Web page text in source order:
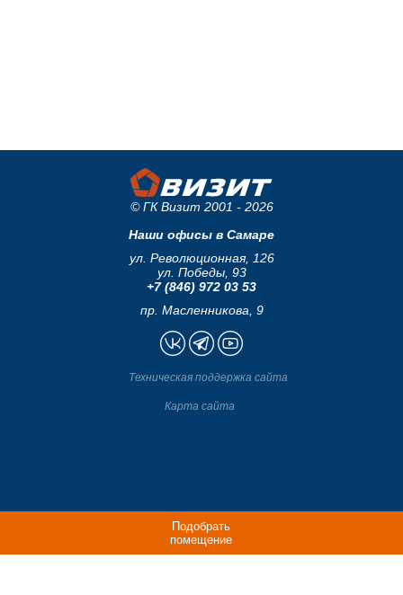
Подобрать
помещение
© ГК Визит 2001 - 2026
Наши офисы в Самаре
ул. Революционная, 126
ул. Победы, 93
+7 (846) 972 03 53
пр. Масленникова, 9
Техническая поддержка сайта
Карта сайта